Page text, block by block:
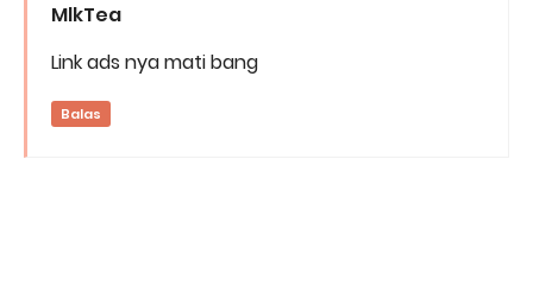
MlkTea
Link ads nya mati bang
Balas